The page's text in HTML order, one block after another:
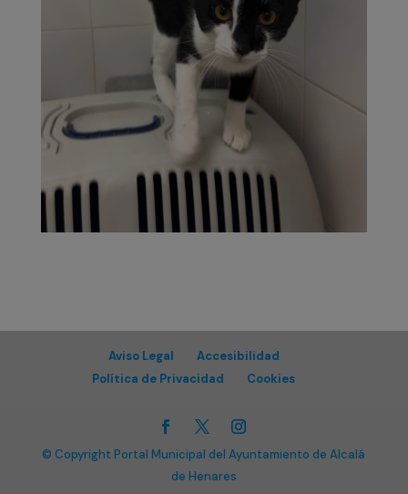
Aviso Legal
Accesibilidad
Política de Privacidad
Cookies
© Copyright Portal Municipal del Ayuntamiento de Alcalá
de Henares